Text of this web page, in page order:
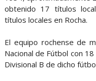
obtenido 17 títulos
títulos locales en Rocha.
El equipo rochense de
Nacional de Fútbol con
Divisional B de dicho